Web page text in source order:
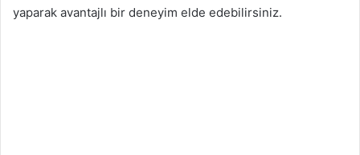
yaparak avantajlı bir deneyim elde edebilirsiniz.